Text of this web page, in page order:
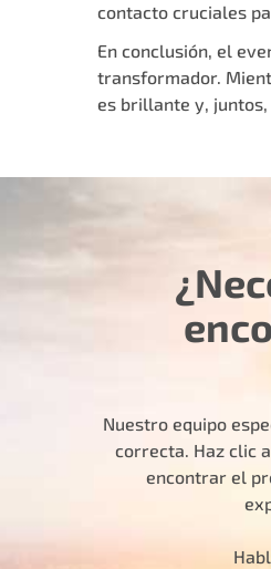
contacto cruciales
En conclusión, el
transformador.
es brillante y, juntos,
Nuestro equipo
correcta. Haz clic
encontrar el